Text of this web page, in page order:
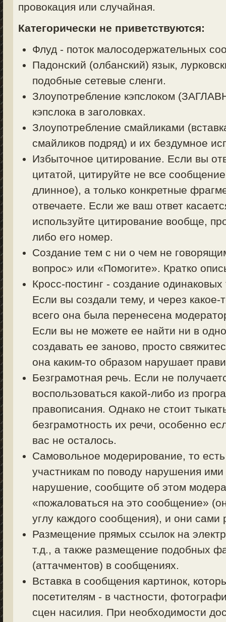
провокация или случайная.
Категорически не приветствуются:
Флуд - поток малосодержательных
Падонский (олбанский) язык,
подобные сетевые сленги.
Злоупотребление кэпслоком
кэпслока в заголовках.
Злоупотребление смайликами
смайликов подряд) и их бездумное
Избыточное цитирование. Если вы
цитатой, цитируйте не все
длинное), а только конкретные
отвечаете. Если же ваш ответ
используйте цитирование вообще,
либо его номер.
Создание тем с ни о чем не
вопрос» или «Помогите». Кратко
Кросс-постинг - создание
Если вы создали тему, и через
всего она была перенесена
Если вы не можете ее найти ни в
создавать ее заново, просто
она каким-то образом нарушает
Безграмотная речь. Если не
воспользоваться какой-либо из
правописания. Однако не стоит
безграмотность их речи, особенно
вас не осталось.
Самовольное модерирование, то
участникам по поводу нарушения
нарушение, сообщите об этом
«пожаловаться на это сообщение»
углу каждого сообщения), и они сами
Размещение прямых ссылок на
т.д., а также размещение подобных
(аттачментов) в сообщениях.
Вставка в сообщения картинок,
посетителям - в частности,
сцен насилия. При необходимости